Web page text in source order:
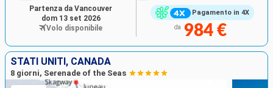
Pagamento in 4X
da 984 €
Partenza da Vancouver
dom 13 set 2026
Volo disponibile
STATI UNITI, CANADA
8 giorni, Serenade of the Seas